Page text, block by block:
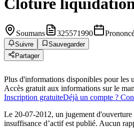
Clôture
Soumans 325571990
Suivre
Sauvegarder
Partager
Plus d'informations disponibles pour les
Accès gratuit aux informations sur le
Inscription gratuiteDéjà un compte ?
Le 20-07-2012, un jugement d'ouverture
insuffisance d’actif est publié. Aucun